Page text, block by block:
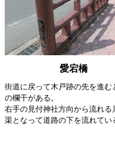
愛宕橋
街道に戻って木戸跡の先を進む
の欄干がある。
右手の見付神社方向から流れる
渠となって道路の下を流れてい